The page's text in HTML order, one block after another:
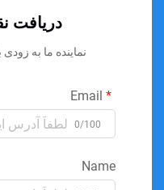
دریافت
نماینده ما به
0/100
Name